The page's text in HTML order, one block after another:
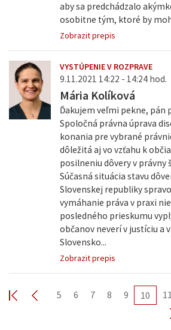
aby sa predchádzalo
osobitne tým, ktoré by
Zobrazit prepis
VYSTÚPENIE V ROZPRAVE
9.11.2021 14:22 - 14:24 hod.
Mária Kolíková
Ďakujem veľmi pekne, pán
Spoločná právna úprava
konania pre vybrané
dôležitá aj vo vzťahu k
posilneniu dôvery v právny
Súčasná situácia stavu
Slovenskej republiky
vymáhanie práva v praxi
posledného prieskumu
občanov neverí v justíciu a
Slovensko...
Zobrazit prepis
5 6 7 8 9 10 11